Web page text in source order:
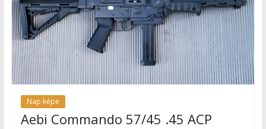
Nap képe
Aebi Commando 57/45 .45 ACP